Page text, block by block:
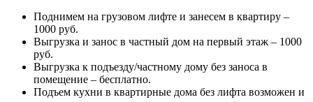
Поднимем на грузовом лифте и занесем в квартиру –
1000 руб.
Выгрузка и занос в частный дом на первый этаж – 1000
руб.
Выгрузка к подъезду/частному дому без заноса в
помещение – бесплатно.
Подъем кухни в квартирные дома без лифта возможен и